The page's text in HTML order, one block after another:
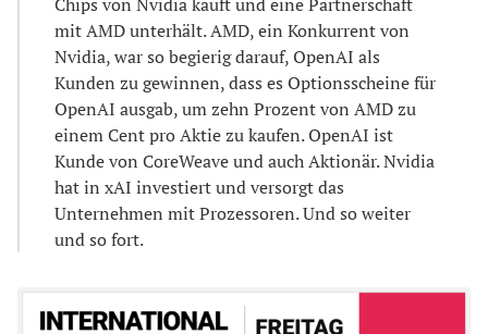
mit AMD unterhält. AMD, ein Konkurrent von
Nvidia, war so begierig darauf, OpenAI als
Kunden zu gewinnen, dass es Optionsscheine für
OpenAI ausgab, um zehn Prozent von AMD zu
einem Cent pro Aktie zu kaufen. OpenAI ist
Kunde von CoreWeave und auch Aktionär. Nvidia
hat in xAI investiert und versorgt das
Unternehmen mit Prozessoren. Und so weiter
und so fort.